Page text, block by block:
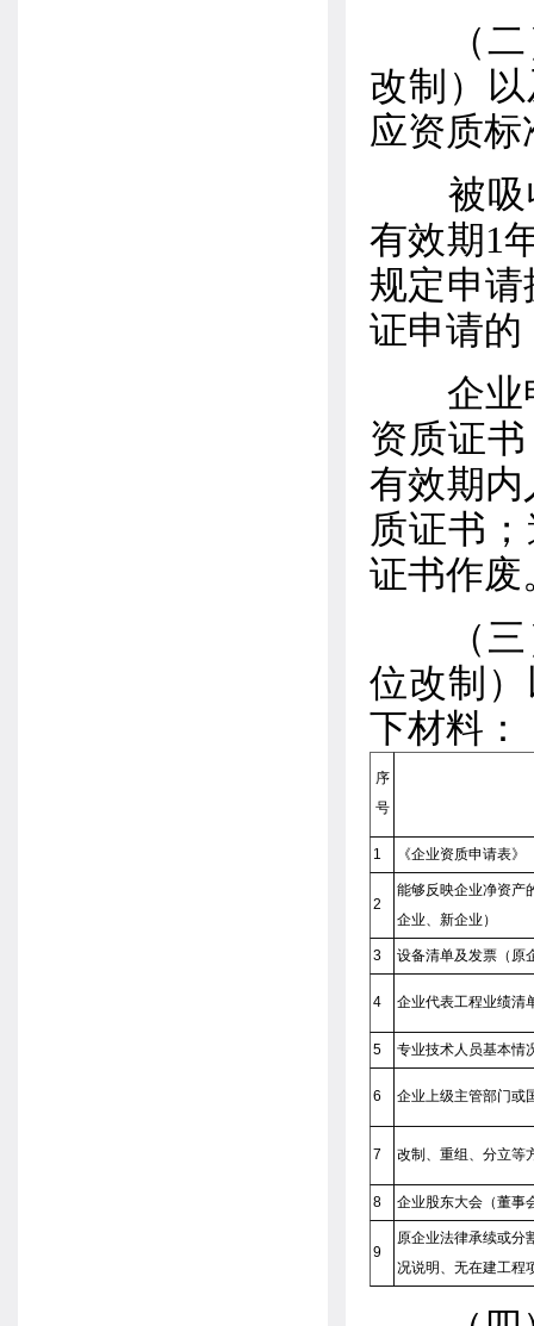
（二）
改制）
应资质
被吸收
有效期1
规定申
证申请的
企业申
资质证
有效期
质证书
证书作废
（三）
位改制
下材料：
序
号
1 《企业资质申请表
2
能够反映企业净资产
企业、新企业）
3 设备清单及发票（原
4 企业代表工程业绩清
5 专业技术人员基本情
6 企业上级主管部门或
7 改制、重组、分立等
8 企业股东大会（董事
9
原企业法律承续或分
况说明、无在建工程